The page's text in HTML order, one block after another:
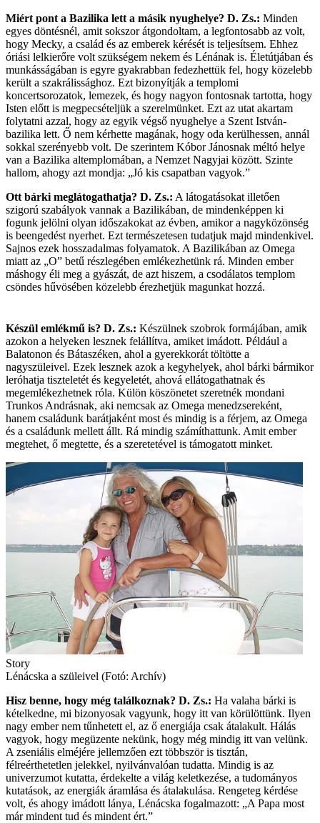
Miért pont a Bazilika lett a másik nyughelye? D. Zs.: Minden
egyes döntésnél, amit sokszor átgondoltam, a legfontosabb az volt,
hogy Mecky, a család és az emberek kérését is teljesítsem. Ehhez
óriási lelkierőre volt szükségem nekem és Lénának is. Életútjában és
munkásságában is egyre gyakrabban fedezhettük fel, hogy közelebb
került a szakrálissághoz. Ezt bizonyítják a templomi
koncertsorozatok, lemezek, és hogy nagyon fontosnak tartotta, hogy
Isten előtt is megpecsételjük a szerelmünket. Ezt az utat akartam
folytatni azzal, hogy az egyik végső nyughelye a Szent István-
bazilika lett. Ő nem kérhette magának, hogy oda kerülhessen, annál
sokkal szerényebb volt. De szerintem Kóbor Jánosnak méltó helye
van a Bazilika altemplomában, a Nemzet Nagyjai között. Szinte
hallom, ahogy azt mondja: „Jó kis csapatban vagyok.”
Ott bárki meglátogathatja? D. Zs.: A látogatásokat illetően
szigorú szabályok vannak a Bazilikában, de mindenképpen ki
fogunk jelölni olyan időszakokat az évben, amikor a nagyközönség
is beengedést nyerhet. Ezt természetesen tudatjuk majd mindenkivel.
Sajnos ezek hosszadalmas folyamatok. A Bazilikában az Omega
miatt az „O” betű részlegében emlékezhetünk rá. Minden ember
máshogy éli meg a gyászát, de azt hiszem, a csodálatos templom
csöndes hűvösében közelebb érezhetjük magunkat hozzá.
Készül emlékmű is? D. Zs.: Készülnek szobrok formájában, amik
azokon a helyeken lesznek felállítva, amiket imádott. Például a
Balatonon és Bátaszéken, ahol a gyerekkorát töltötte a
nagyszüleivel. Ezek lesznek azok a kegyhelyek, ahol bárki bármikor
leróhatja tiszteletét és kegyeletét, ahová ellátogathatnak és
megemlékezhetnek róla. Külön köszönetet szeretnék mondani
Trunkos Andrásnak, aki nemcsak az Omega menedzsereként,
hanem családunk barátjaként most és mindig is a férjem, az Omega
és a családunk mellett állt. Rá mindig számíthattunk. Amit ember
megtehet, ő megtette, és a szeretetével is támogatott minket.
Story
Lénácska a szüleivel (Fotó: Archív)
Hisz benne, hogy még találkoznak? D. Zs.: Ha valaha bárki is
kételkedne, mi bizonyosak vagyunk, hogy itt van körülöttünk. Ilyen
nagy ember nem tűnhetett el, az ő energiája csak átalakult. Hálás
vagyok, hogy megüzente nekünk, hogy még mindig itt van velünk.
A zseniális elméjére jellemzően ezt többször is tisztán,
félreérthetetlen jelekkel, nyilvánvalóan tudatta. Mindig is az
univerzumot kutatta, érdekelte a világ keletkezése, a tudományos
kutatások, az energiák áramlása és átalakulása. Rengeteg kérdése
volt, és ahogy imádott lánya, Lénácska fogalmazott: „A Papa most
már mindent tud és mindent ért.”